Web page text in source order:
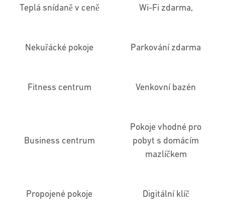
Teplá snídaně v ceně Wi-Fi zdarma,
Nekuřácké pokoje Parkování zdarma
Fitness centrum Venkovní bazén
Business centrum
Pokoje vhodné pro
pobyt s domácím
mazlíčkem
Propojené pokoje Digitální klíč